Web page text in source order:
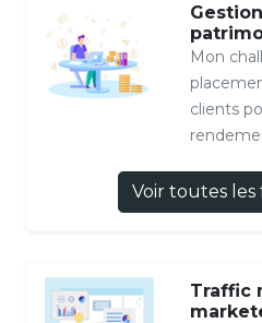
Mon
clients
Voir toutes les
Traffic